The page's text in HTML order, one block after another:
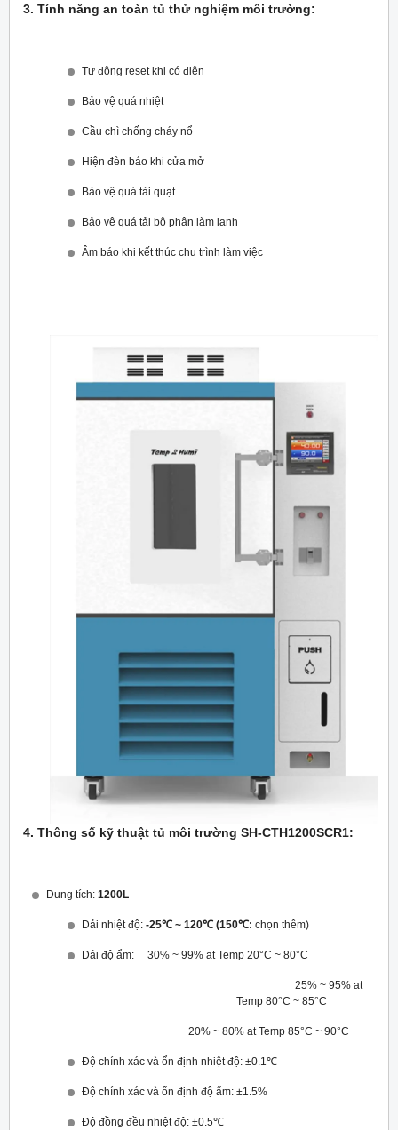
3. Tính năng an toàn tủ thử nghiệm môi trường:
Tự động reset khi có điện
Bảo vệ quá nhiệt
Cầu chì chống cháy nổ
Hiện đèn báo khi cửa mở
Bảo vệ quá tải quạt
Bảo vệ quá tải bộ phận làm lạnh
Âm báo khi kết thúc chu trình làm việc
4. Thông số kỹ thuật tủ môi trường SH-CTH1200SCR1:
Dung tích: 1200L
Dải nhiệt độ: -25℃ ~ 120℃ (150℃: chọn thêm)
Dải độ ẩm: 30% ~ 99% at Temp 20°C ~ 80°C
25% ~ 95% at
Temp 80°C ~ 85°C
20% ~ 80% at Temp 85°C ~ 90°C
Độ chính xác và ổn định nhiệt độ: ±0.1℃
Độ chính xác và ổn định độ ẩm: ±1.5%
Độ đồng đều nhiệt độ: ±0.5℃